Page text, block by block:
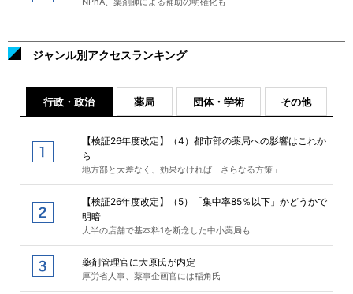
ジャンル別アクセスランキング
行政・政治 薬局 団体・学術 その他
【検証26年度改定】（4）都市部の薬局への影響はこれか
ら
地方部と大差なく、効果なければ「さらなる方策」
【検証26年度改定】（5）「集中率85％以下」かどうかで
明暗
大半の店舗で基本料1を断念した中小薬局も
薬剤管理官に大原氏が内定
厚労省人事、薬事企画官には稲角氏